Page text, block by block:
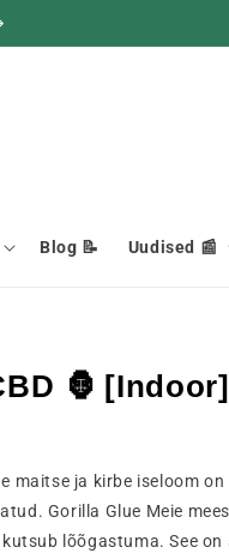
Blog 📝 Uudised 📰
🦍 [Indoor]
maitse ja kirbe iseloom
Gorilla Glue Meie
lõõgastuma. See